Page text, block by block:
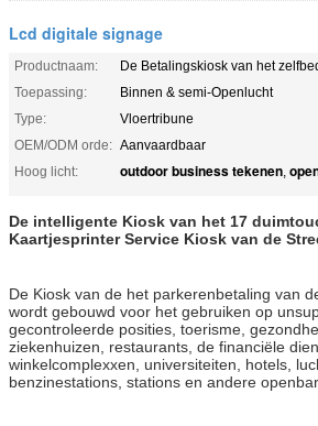
Lcd digitale signage
Productnaam:
De Betalingskiosk van het
Toepassing:
Binnen & semi-Openlucht
Type:
Vloertribune
OEM/ODM orde: Aanvaardbaar
Hoog licht:
outdoor business tekenen,
De intelligente Kiosk van het 17
Kaartjesprinter Service Kiosk van de
De Kiosk van de het parkerenbetaling van
wordt gebouwd voor het gebruiken op
gecontroleerde posities, toerisme,
ziekenhuizen, restaurants, de financiële
winkelcomplexxen, universiteiten, hotels,
benzinestations, stations en andere